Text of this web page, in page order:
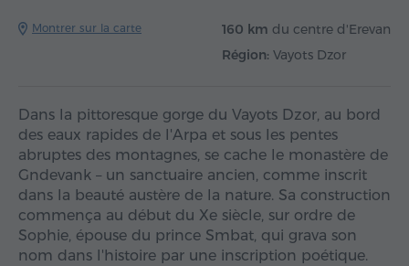
Montrer sur la carte 160 km du centre d'Erevan
Région: Vayots Dzor
Dans la pittoresque gorge du Vayots Dzor, au bord
des eaux rapides de l'Arpa et sous les pentes
abruptes des montagnes, se cache le monastère de
Gndevank – un sanctuaire ancien, comme inscrit
dans la beauté austère de la nature. Sa construction
commença au début du Xe siècle, sur ordre de
Sophie, épouse du prince Smbat, qui grava son
nom dans l'histoire par une inscription poétique.